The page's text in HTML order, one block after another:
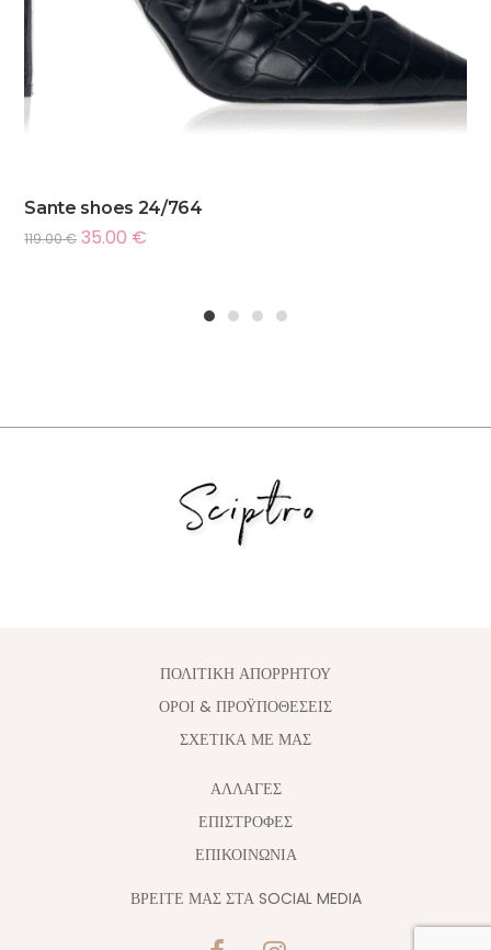
Sante shoes 24/764
119.00€ 35.00 €
ΠΟΛΙΤΙΚΗ ΑΠΟΡΡΗΤΟΥ
ΟΡΟΙ & ΠΡΟΫΠΟΘΕΣΕΙΣ
ΣΧΕΤΙΚΑ ΜΕ ΜΑΣ
ΑΛΛΑΓΈΣ
ΕΠΙΣΤΡΟΦΕΣ
ΕΠΙΚΟΙΝΩΝΙΑ
ΒΡΕΙΤΕ ΜΑΣ ΣΤΑ SOCIAL MEDIA